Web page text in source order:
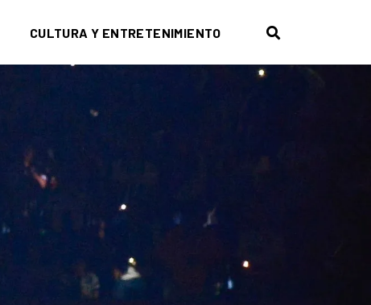
CULTURA Y ENTRETENIMIENTO